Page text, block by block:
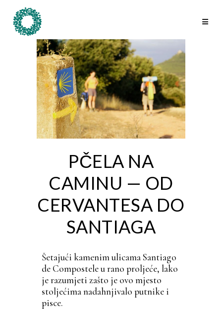
PČELA NA
CAMINU — OD
CERVANTESA DO
SANTIAGA
Šetajući kamenim ulicama Santiago
de Compostele u rano proljeće, lako
je razumjeti zašto je ovo mjesto
stoljećima nadahnjivalo putnike i
pisce.